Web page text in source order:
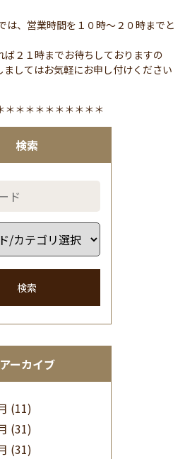
検索
検索
アーカイブ
(11)
(31)
(31)
は、営業時間を１０時～２０時までと
２１時までお待ちしておりますの
してはお気軽にお申し付けください
＊＊＊＊＊＊＊＊＊＊